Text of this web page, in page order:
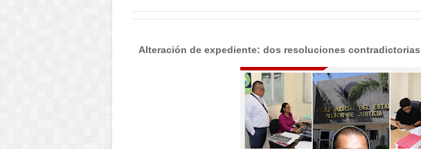
Alteración de expediente: dos resoluciones